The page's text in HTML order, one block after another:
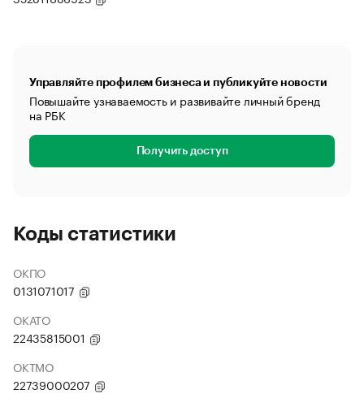
Управляйте профилем бизнеса и публикуйте новости
Повышайте узнаваемость и развивайте личный бренд
на РБК
Получить доступ
Коды статистики
ОКПО
0131071017
ОКАТО
22435815001
ОКТМО
22739000207